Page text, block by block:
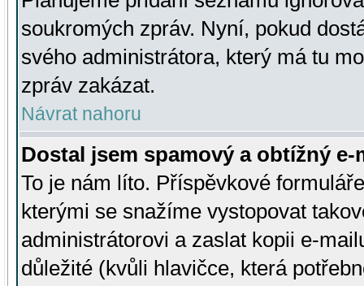
soukromých zpráv. Nyní, pokud
svého administrátora, který má tu
zpráv zakázat.
Návrat nahoru
Dostal jsem spamový a obtížný
To je nám líto. Příspěvkové
kterými se snažíme vystopovat
administrátorovi a zaslat kopii e-
důležité (kvůli hlavičce, která